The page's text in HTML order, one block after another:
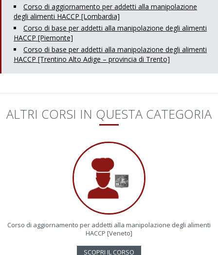
Corso di aggiornamento per addetti alla manipolazione
degli alimenti HACCP [Lombardia]
Corso di base per addetti alla manipolazione degli alimenti
HACCP [Piemonte]
Corso di base per addetti alla manipolazione degli alimenti
HACCP [Trentino Alto Adige – provincia di Trento]
ALTRI CORSI IN QUESTA CATEGORIA
Corso di aggiornamento per addetti alla manipolazione degli alimenti
HACCP [Veneto]
SCOPRI IL CORSO